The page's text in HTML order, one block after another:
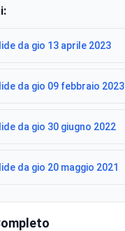
da gio 13 aprile 2023
da gio 09 febbraio 2023
da gio 30 giugno 2022
da gio 20 maggio 2021